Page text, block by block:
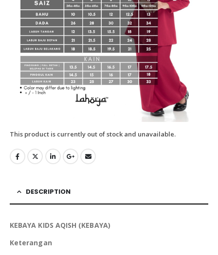
This product is currently out of stock and unavailable.
DESCRIPTION
KEBAYA KIDS AQISH (KEBAYA)
Keterangan